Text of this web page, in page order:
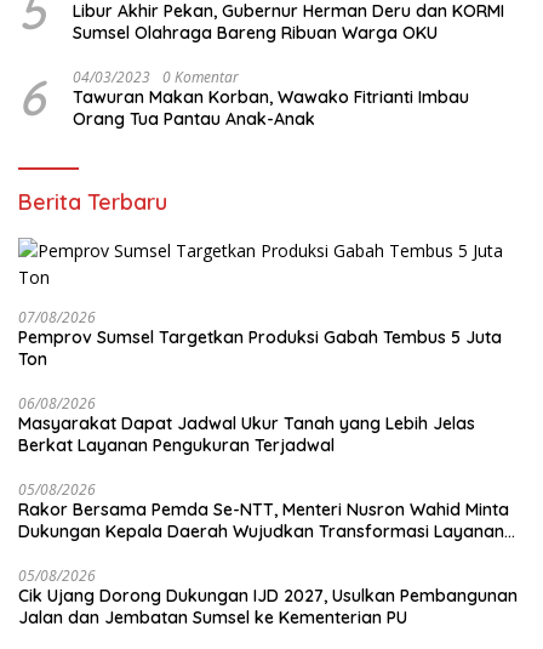
Libur Akhir Pekan, Gubernur Herman Deru dan KORMI
Sumsel Olahraga Bareng Ribuan Warga OKU
6 04/03/2023 0 Komentar
Tawuran Makan Korban, Wawako Fitrianti Imbau
Orang Tua Pantau Anak-Anak
Berita Terbaru
07/08/2026
Pemprov Sumsel Targetkan Produksi Gabah Tembus 5 Juta
Ton
06/08/2026
Masyarakat Dapat Jadwal Ukur Tanah yang Lebih Jelas
Berkat Layanan Pengukuran Terjadwal
05/08/2026
Rakor Bersama Pemda Se-NTT, Menteri Nusron Wahid Minta
Dukungan Kepala Daerah Wujudkan Transformasi Layanan
05/08/2026
Cik Ujang Dorong Dukungan IJD 2027, Usulkan Pembangunan
Jalan dan Jembatan Sumsel ke Kementerian PU